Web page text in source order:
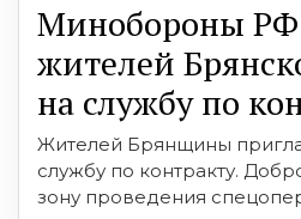
Минобoроны РФ
житeлeй
на службу по
Жителей Брянщины
службу по контракту.
зону проведения